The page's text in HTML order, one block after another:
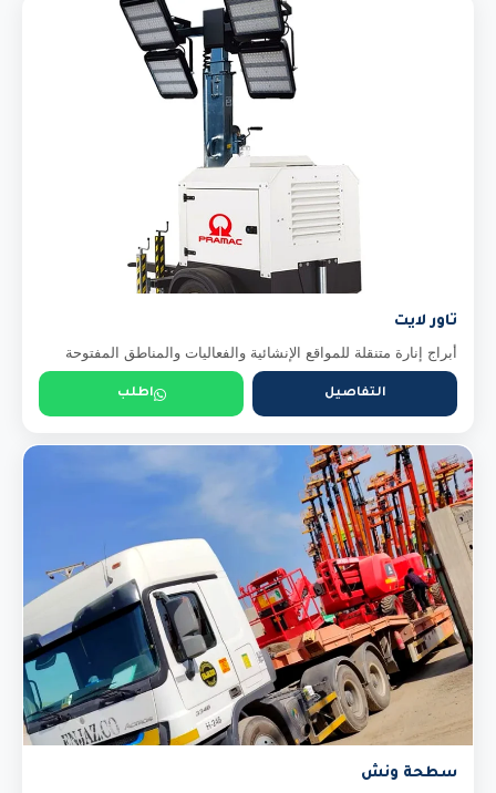
تاور لايت
أبراج إنارة متنقلة للمواقع الإنشائية والفعاليات والمناطق المفتوحة
التفاصيل اطلب
سطحة ونش